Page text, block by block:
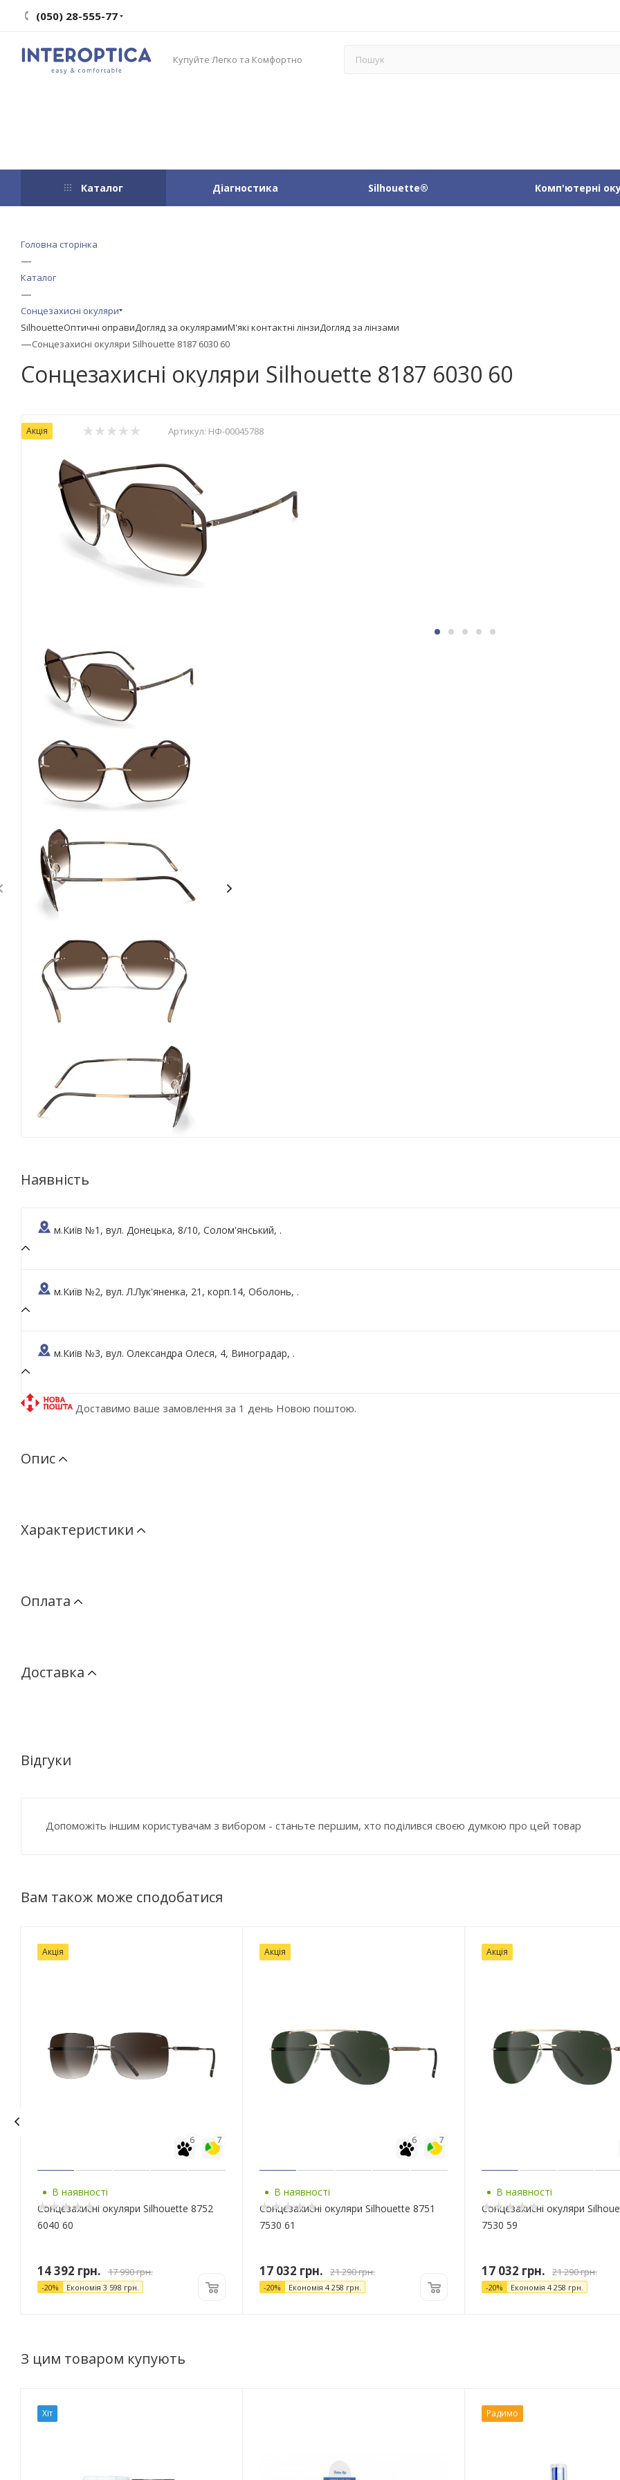
(050) 28-555-77
Купуйте Легко та Комфортно
Каталог Діагностика Silhouette® Комп'ютерні
Головна сторінка
—
Каталог
—
Сонцезахисні окуляри
SilhouetteОптичні оправиДогляд за окулярамиМ'які контактні лінзиДогляд за лінзами
—Сонцезахисні окуляри Silhouette 8187 6030 60
Сонцезахисні окуляри Silhouette 8187 6030 60
Акція Артикул: НФ-00045788
Наявність
м.Київ №1, вул. Донецька, 8/10, Солом'янський, .
м.Київ №2, вул. Л.Лук'яненка, 21, корп.14, Оболонь, .
м.Київ №3, вул. Олександра Олеся, 4, Виноградар, .
Доставимо ваше замовлення за 1 день Новою поштою.
Опис
Характеристики
Оплата
Доставка
Відгуки
Допоможіть іншим користувачам з вибором - станьте першим, хто поділився своєю думкою про цей товар
Вам також може сподобатися
Акція
7
6
В наявності
Сонцезахисні окуляри Silhouette 8752
6040 60
14 392 грн. 17 990грн.
-20% Економія 3 598 грн.
Акція
7
6
В наявності
Сонцезахисні окуляри Silhouette 8751
7530 61
17 032 грн. 21 290грн.
-20% Економія 4 258 грн.
Акція
В наявності
Сонцезахисні окуляри
7530 59
17 032 грн. 21 290грн.
-20% Економія 4 258 грн.
З цим товаром купують
Хіт Радимо